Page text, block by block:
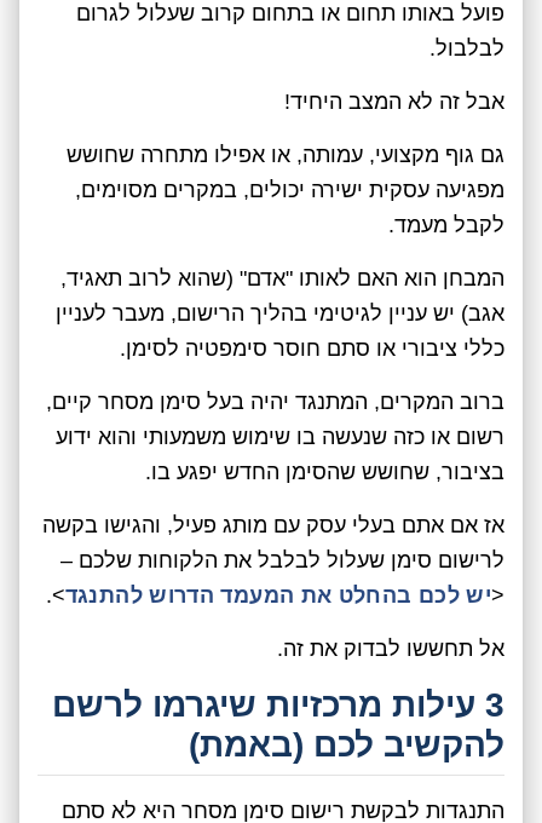
פועל באותו תחום או בתחום קרוב שעלול לגרום
לבלבול.
אבל זה לא המצב היחיד!
גם גוף מקצועי, עמותה, או אפילו מתחרה שחושש
מפגיעה עסקית ישירה יכולים, במקרים מסוימים,
לקבל מעמד.
המבחן הוא האם לאותו "אדם" (שהוא לרוב תאגיד,
אגב) יש עניין לגיטימי בהליך הרישום, מעבר לעניין
כללי ציבורי או סתם חוסר סימפטיה לסימן.
ברוב המקרים, המתנגד יהיה בעל סימן מסחר קיים,
רשום או כזה שנעשה בו שימוש משמעותי והוא ידוע
בציבור, שחושש שהסימן החדש יפגע בו.
אז אם אתם בעלי עסק עם מותג פעיל, והגישו בקשה
לרישום סימן שעלול לבלבל את הלקוחות שלכם –
<יש לכם בהחלט את המעמד הדרוש להתנגד>.
אל תחששו לבדוק את זה.
3 עילות מרכזיות שיגרמו לרשם
להקשיב לכם (באמת)
התנגדות לבקשת רישום סימן מסחר היא לא סתם